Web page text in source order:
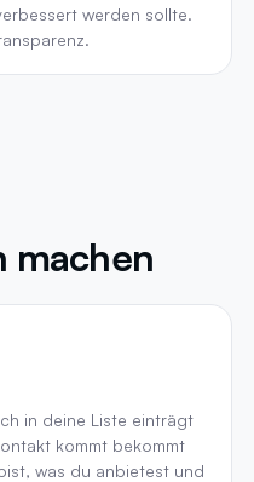
werden sollte.
machen
in deine Liste einträgt
kommt bekommt
was du anbietest und